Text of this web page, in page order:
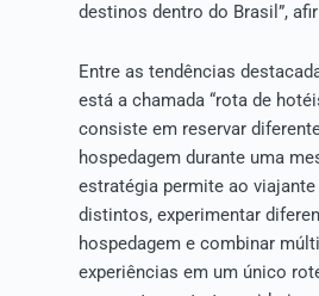
destinos dentro do Brasil”,
Entre as tendências
está a chamada “rota de
consiste em reservar
hospedagem durante uma
estratégia permite ao
distintos, experimentar
hospedagem e combinar
experiências em um único